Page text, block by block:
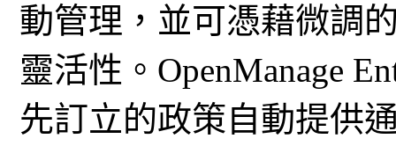
動管理，並可憑藉微調
靈活性。OpenManage
先訂立的政策自動提供